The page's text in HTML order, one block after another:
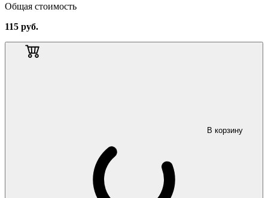
Общая стоимость
115 руб.
В корзину